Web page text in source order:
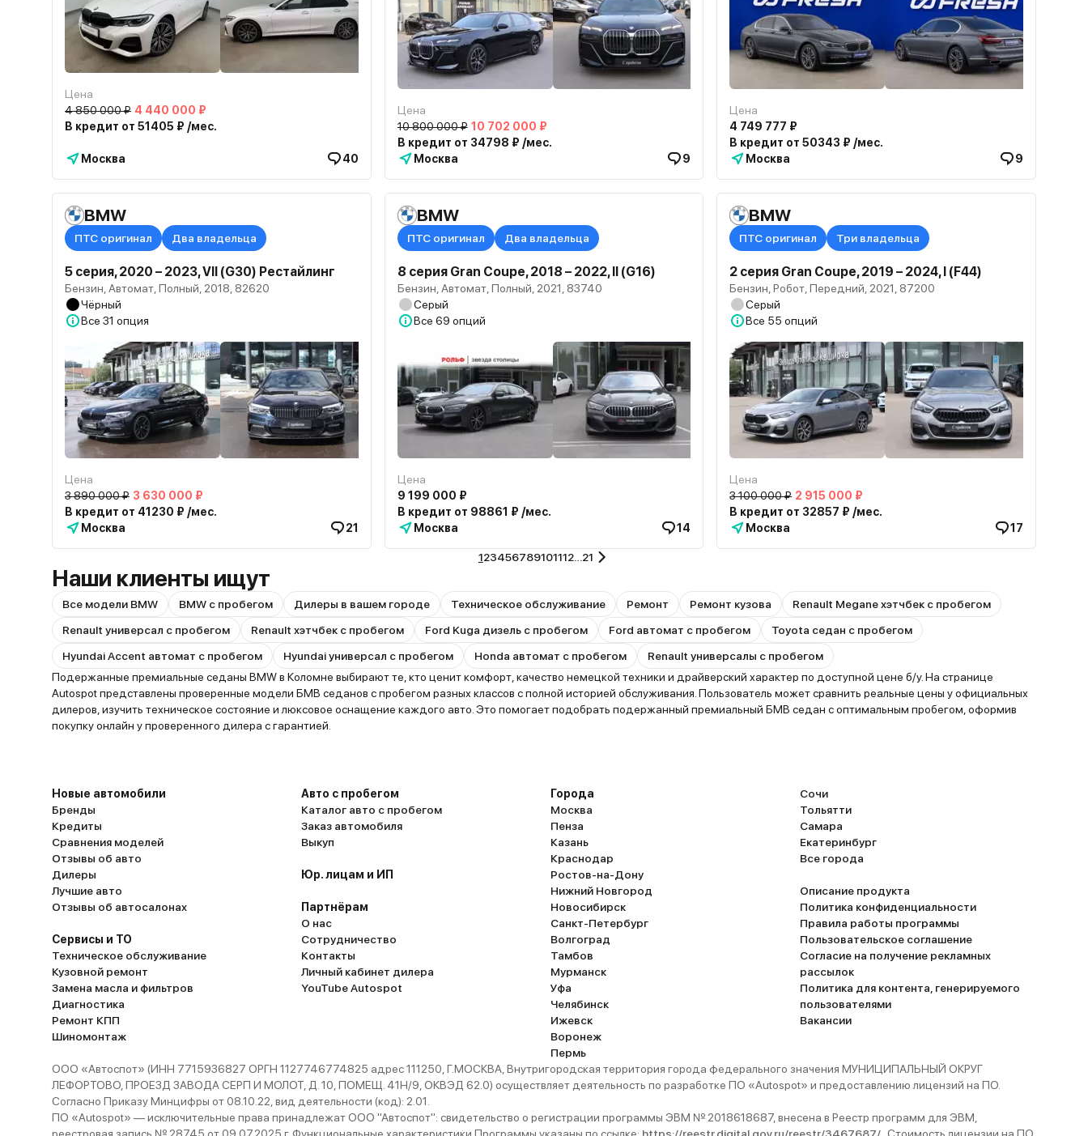
Цена
4 850 000 ₽ 4 440 000 ₽
В кредит от 51405 ₽ /мес.
Москва 40
Цена
10 800 000 ₽ 10 702 000 ₽
В кредит от 34798 ₽ /мес.
Москва
9
Цена
4 749 777 ₽
В кредит от 50343 ₽ /мес.
Москва
9
BMW
ПТС оригинал Два владельца
5 серия, 2020 – 2023, VII (G30) Рестайлинг
Бензин, Автомат, Полный, 2018, 82620
Чёрный
Все 31 опция
Цена
3 890 000 ₽ 3 630 000 ₽
В кредит от 41230 ₽ /мес.
Москва
21
BMW
ПТС оригинал Два владельца
8 серия Gran Coupe, 2018 – 2022, II (G16)
Бензин, Автомат, Полный, 2021, 83740
Серый
Все 69 опций
Цена
9 199 000 ₽
В кредит от 98861 ₽ /мес.
Москва
14
BMW
ПТС оригинал Три владельца
2 серия Gran Coupe, 2019 – 2024, I (F44)
Бензин, Робот, Передний, 2021, 87200
Серый
Все 55 опций
Цена
3 100 000 ₽ 2 915 000 ₽
В кредит от 32857 ₽ /мес.
Москва
17
123456789101112… 21
Наши клиенты ищут
Все модели BMW BMW с пробегом Дилеры в вашем городе Техническое обслуживание Ремонт Ремонт кузова
Renault Megane хэтчбек с пробегом
Renault универсал с пробегом
Renault хэтчбек с пробегом Ford Kuga дизель с пробегом Ford автомат с пробегом
Toyota седан с пробегом
Hyundai Accent автомат с пробегом
Hyundai универсал с пробегом Honda автомат с пробегом
Renault универсалы с пробегом
Подержанные премиальные седаны BMW в Коломне выбирают те, кто ценит комфорт, качество немецкой техники и драйверский характер по доступной цене б/у. На странице
Autospot представлены проверенные модели БМВ седанов с пробегом разных классов с полной историей обслуживания. Пользователь может сравнить реальные цены у официальных
дилеров, изучить техническое состояние и люксовое оснащение каждого авто. Это помогает подобрать подержанный премиальный БМВ седан с оптимальным пробегом, оформив
покупку онлайн у проверенного дилера с гарантией.
Новые автомобили
Бренды
Кредиты
Сравнения моделей
Отзывы об авто
Дилеры
Лучшие авто
Отзывы об автосалонах
Сервисы и ТО
Техническое обслуживание
Кузовной ремонт
Замена масла и фильтров
Диагностика
Ремонт КПП
Шиномонтаж
Авто с пробегом
Каталог авто с пробегом
Заказ автомобиля
Выкуп
Юр. лицам и ИП
Партнёрам
О нас
Сотрудничество
Контакты
Личный кабинет дилера
YouTube Autospot
Города
Москва
Пенза
Казань
Краснодар
Ростов-на-Дону
Нижний Новгород
Новосибирск
Санкт-Петербург
Волгоград
Тамбов
Мурманск
Уфа
Челябинск
Ижевск
Воронеж
Пермь
Сочи
Тольятти
Самара
Екатеринбург
Все города
Описание продукта
Политика конфиденциальности
Правила работы программы
Пользовательское соглашение
Согласие на получение рекламных
рассылок
Политика для контента, генерируемого
пользователями
Вакансии
ООО «Автоспот» (ИНН 7715936827 ОРГН 1127746774825 адрес 111250, Г.МОСКВА, Внутригородская территория города федерального значения МУНИЦИПАЛЬНЫЙ ОКРУГ
ЛЕФОРТОВО, ПРОЕЗД ЗАВОДА СЕРП И МОЛОТ, Д. 10, ПОМЕЩ. 41Н/9, ОКВЭД 62.0) осуществляет деятельность по разработке ПО «Autospot» и предоставлению лицензий на ПО.
Согласно Приказу Минцифры от 08.10.22, вид деятельности (код): 2.01.
ПО «Autospot» — исключительные права принадлежат ООО "Автоспот": свидетельство о регистрации программы ЭВМ № 2018618687, внесена в Реестр программ для ЭВМ,